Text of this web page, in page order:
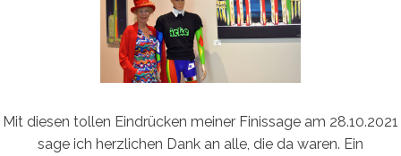
Mit diesen tollen Eindrücken meiner Finissage am 28.10.2021
sage ich herzlichen Dank an alle, die da waren. Ein